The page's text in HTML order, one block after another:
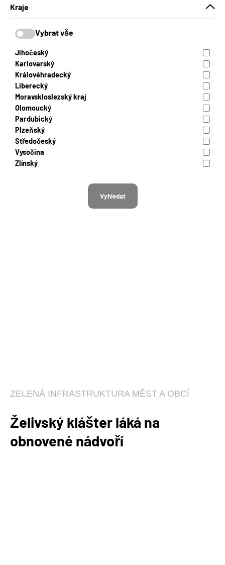
Kraje
Vybrat vše
Jihočeský
Karlovarský
Královéhradecký
Liberecký
Moravskloslezský kraj
Olomoucký
Pardubický
Plzeňský
Středočeský
Vysočina
Zlínský
Vyhledat
ZELENÁ INFRASTRUKTURA MĚST A OBCÍ
Želivský klášter láká na
obnovené nádvoří